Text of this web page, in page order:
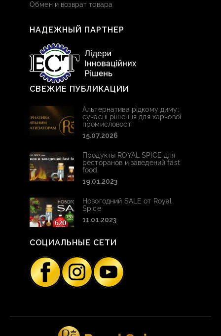
Обмен и возврат товара
НАДЕЖНЫЙ ПАРТНЕР
СВЕЖИЕ ПУБЛИКАЦИИ
Альтернатива рідкому диму:
сучасні рішення для харчової
промисловості
15.07.2026
Продукты ROYAL SPICE для
ресторанов и заведений fast
food
19.01.2023
Новогодний SALE от Royal
Spice
11.01.2023
СОЦИАЛЬНЫЕ СЕТИ